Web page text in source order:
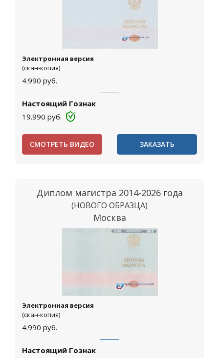
Электронная версия
(скан-копия)
4.990 руб.
Настоящий Гознак
19.990 руб.
СМОТРЕТЬ ВИДЕО ЗАКАЗАТЬ
Диплом магистра 2014-2026 года
(НОВОГО ОБРАЗЦА)
Москва
Электронная версия
(скан-копия)
4.990 руб.
Настоящий Гознак